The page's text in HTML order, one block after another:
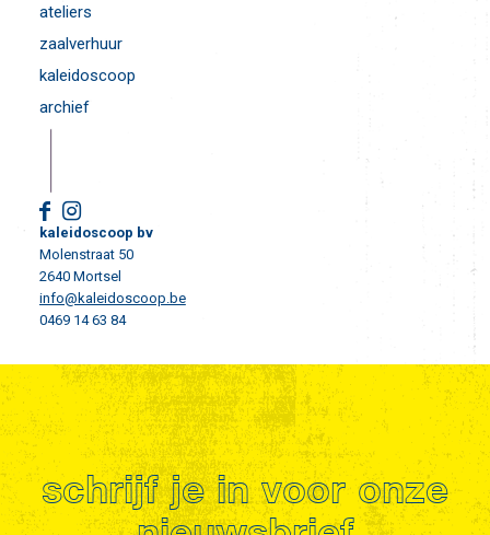
ateliers
zaalverhuur
kaleidoscoop
archief
kaleidoscoop bv
Molenstraat 50
2640 Mortsel
info@kaleidoscoop.be
0469 14 63 84
schrijf je in voor onze